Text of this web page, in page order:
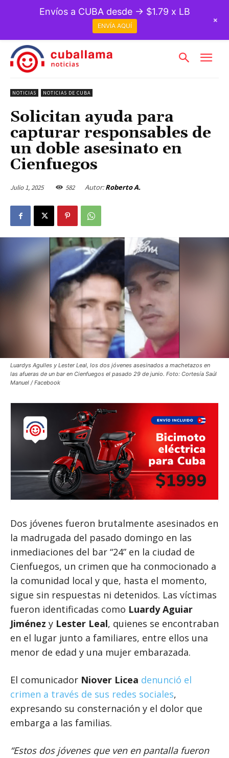
NOTICIAS NOTICIAS DE CUBA
Solicitan ayuda para
capturar responsables de
un doble asesinato en
Cienfuegos
Julio 1, 2025 582 Autor: Roberto A.
Luardys Agulles y Lester Leal, los dos jóvenes asesinados a machetazos en
las afueras de un bar en Cienfuegos el pasado 29 de junio. Foto: Cortesía Saúl
Manuel / Facebook
Dos jóvenes fueron brutalmente asesinados en
la madrugada del pasado domingo en las
inmediaciones del bar “24” en la ciudad de
Cienfuegos, un crimen que ha conmocionado a
la comunidad local y que, hasta el momento,
sigue sin respuestas ni detenidos. Las víctimas
fueron identificadas como Luardy Aguiar
Jiménez y Lester Leal, quienes se encontraban
en el lugar junto a familiares, entre ellos una
menor de edad y una mujer embarazada.
El comunicador Niover Licea denunció el
crimen a través de sus redes sociales,
expresando su consternación y el dolor que
embarga a las familias.
“Estos dos jóvenes que ven en pantalla fueron
Envíos a CUBA desde → $1.79 x LB
ENVÍA AQUÍ
+